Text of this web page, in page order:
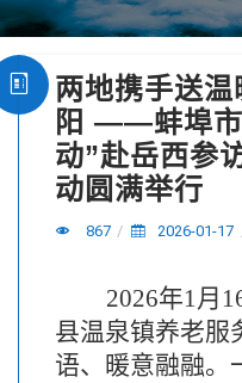
两地携手送
阳 ——蚌埠市
动”赴岳西参
动圆满举行
867 / 2026-01-17
2026年1月
县温泉镇养老服
语、暖意融融。